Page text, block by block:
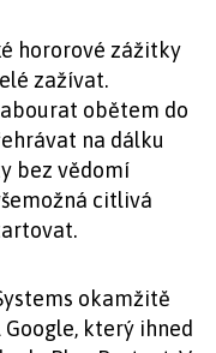
hororové zážitky
zažívat.
obětem do
na dálku
bez vědomí
citlivá
okamžitě
který ihned